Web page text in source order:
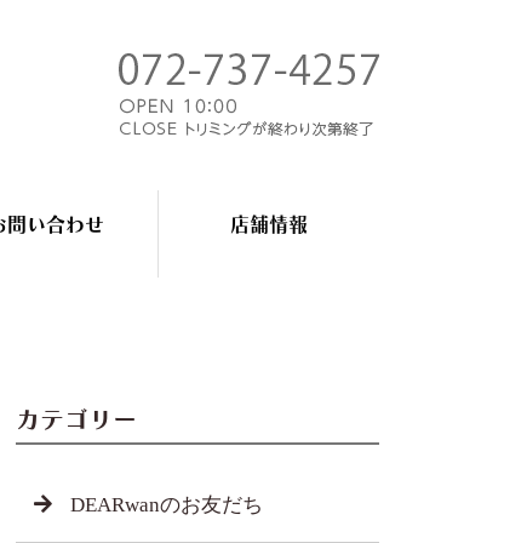
問い合わせ 店舗情報
カテゴリー
DEARwanのお友だち